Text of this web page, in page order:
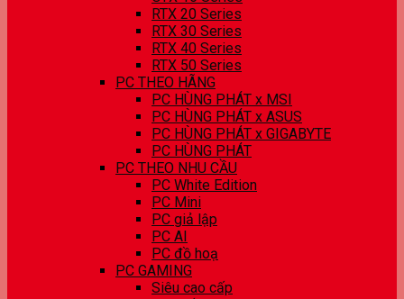
RTX 20 Series
RTX 30 Series
RTX 40 Series
RTX 50 Series
PC THEO HÃNG
PC HÙNG PHÁT x MSI
PC HÙNG PHÁT x ASUS
PC HÙNG PHÁT x GIGABYTE
PC HÙNG PHÁT
PC THEO NHU CẦU
PC White Edition
PC Mini
PC giả lập
PC AI
PC đồ hoạ
PC GAMING
Siêu cao cấp